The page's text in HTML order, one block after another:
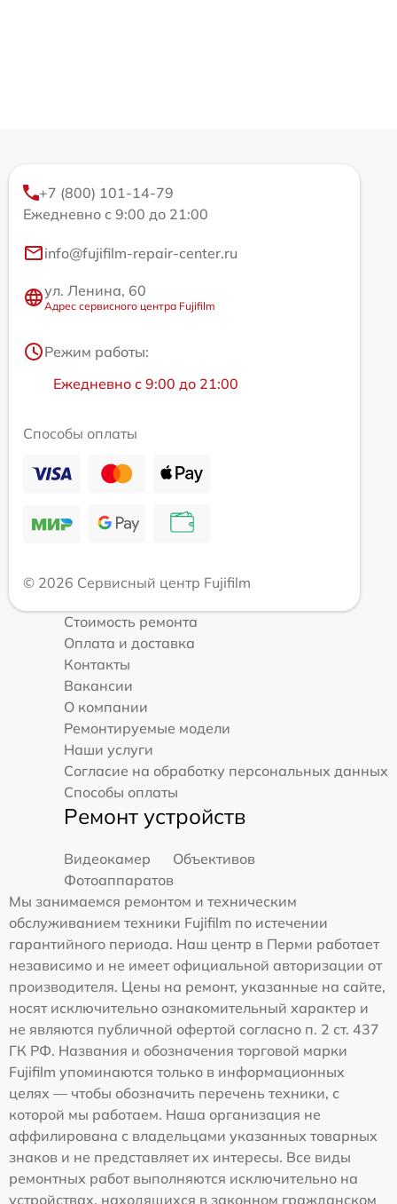
+7 (800) 101-14-79
Ежедневно с 9:00 до 21:00
info@fujifilm-repair-center.ru
ул. Ленина, 60
Адрес сервисного центра Fujifilm
Режим работы:
Ежедневно с 9:00 до 21:00
Способы оплаты
© 2026 Сервисный центр Fujifilm
Стоимость ремонта
Оплата и доставка
Контакты
Вакансии
О компании
Ремонтируемые модели
Наши услуги
Согласие на обработку персональных данных
Способы оплаты
Ремонт устройств
Видеокамер
Объективов
Фотоаппаратов
Мы занимаемся ремонтом и техническим
обслуживанием техники Fujifilm по истечении
гарантийного периода. Наш центр в Перми работает
независимо и не имеет официальной авторизации от
производителя. Цены на ремонт, указанные на сайте,
носят исключительно ознакомительный характер и
не являются публичной офертой согласно п. 2 ст. 437
ГК РФ. Названия и обозначения торговой марки
Fujifilm упоминаются только в информационных
целях — чтобы обозначить перечень техники, с
которой мы работаем. Наша организация не
аффилирована с владельцами указанных товарных
знаков и не представляет их интересы. Все виды
ремонтных работ выполняются исключительно на
устройствах, находящихся в законном гражданском